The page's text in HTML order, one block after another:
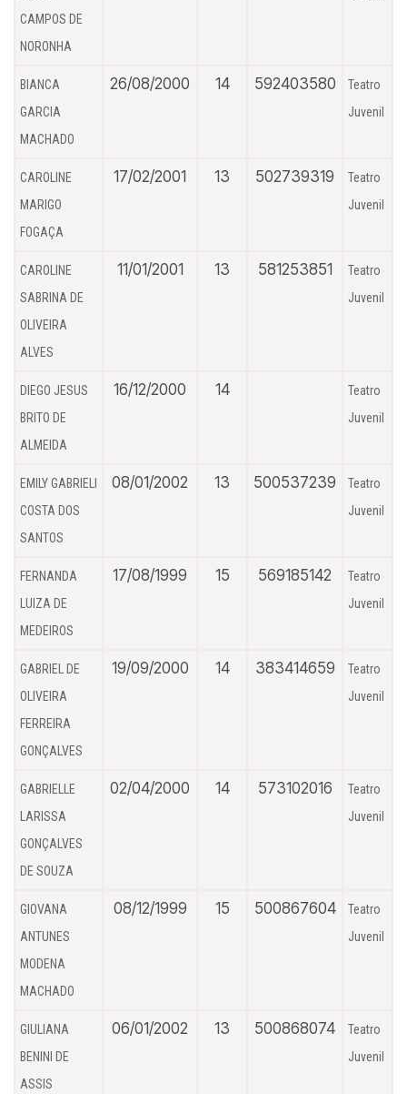
CAMPOS DE
NORONHA
BIANCA
GARCIA
MACHADO
26/08/2000 14 592403580
Teatro
Juvenil
CAROLINE
MARIGO
FOGAÇA
17/02/2001 13 502739319
Teatro
Juvenil
CAROLINE
SABRINA DE
OLIVEIRA
ALVES
11/01/2001 13 581253851
Teatro
Juvenil
DIEGO JESUS
BRITO DE
ALMEIDA
16/12/2000 14
Teatro
Juvenil
EMILY GABRIELI
COSTA DOS
SANTOS
08/01/2002 13 500537239
Teatro
Juvenil
FERNANDA
LUIZA DE
MEDEIROS
17/08/1999 15 569185142
Teatro
Juvenil
GABRIEL DE
OLIVEIRA
FERREIRA
GONÇALVES
19/09/2000 14 383414659
Teatro
Juvenil
GABRIELLE
LARISSA
GONÇALVES
DE SOUZA
02/04/2000 14 573102016
Teatro
Juvenil
GIOVANA
ANTUNES
MODENA
MACHADO
08/12/1999 15 500867604
Teatro
Juvenil
GIULIANA
BENINI DE
ASSIS
06/01/2002 13 500868074
Teatro
Juvenil